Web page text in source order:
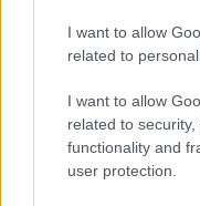
I want to allow
related to
I want to allow
related to
functionality and
user protection.
Kultúra
Hosszú Katinka a
Tusupról: A